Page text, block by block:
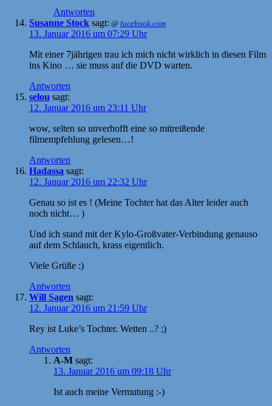
Antworten
Susanne Stock sagt: @ facebook.com
13. Januar 2016 um 07:29 Uhr
Mit einer 7jährigen trau ich mich nicht wirklich in diesen Film
ins Kino … sie muss auf die DVD warten.
Antworten
selou sagt:
12. Januar 2016 um 23:11 Uhr
wow, selten so unverhofft eine so mitreißende
filmempfehlung gelesen…!
Antworten
Hadassa sagt:
12. Januar 2016 um 22:32 Uhr
Genau so ist es ! (Meine Tochter hat das Alter leider auch
noch nicht… )
Und ich stand mit der Kylo-Großvater-Verbindung genauso
auf dem Schlauch, krass eigentlich.
Viele Grüße :)
Antworten
Will Sagen sagt:
12. Januar 2016 um 21:59 Uhr
Rey ist Luke’s Tochter. Wetten ..? ;)
Antworten
A-M sagt:
13. Januar 2016 um 09:18 Uhr
Ist auch meine Vermutung :-)